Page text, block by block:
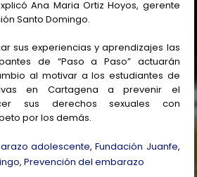
Ana Maria Ortiz Hoyos, gerente
Santo Domingo.
sus experiencias y aprendizajes las
de “Paso a Paso” actuarán
al motivar a los estudiantes de
en Cartagena a prevenir el
sus derechos sexuales con
por los demás.
adolescente,Fundación Juanfe,
,Prevención del embarazo